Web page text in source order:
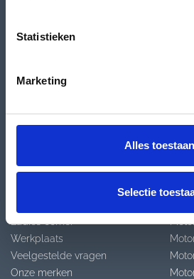
Statistieken
Marketing
Alles toestaan
Selectie
Showroom occasions
Ladies corner
Werkplaats
Veelgestelde vragen
Onze merken